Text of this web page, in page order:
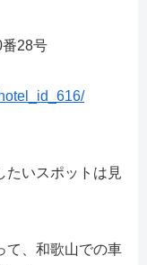
28号
たいスポットは見
て、和歌山での車